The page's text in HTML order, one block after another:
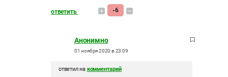
ответить -6
Анонимно
01 ноября 2020 в 23:09
ответил на комментарий